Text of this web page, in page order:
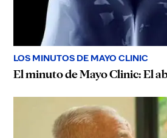
LOS MINUTOS DE MAYO CLINIC
El minuto de Mayo Clinic: El